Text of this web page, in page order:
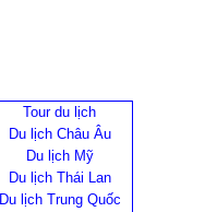
Tour du lịch
Du lịch Châu Âu
Du lịch Mỹ
Du lịch Thái Lan
Du lịch Trung Quốc